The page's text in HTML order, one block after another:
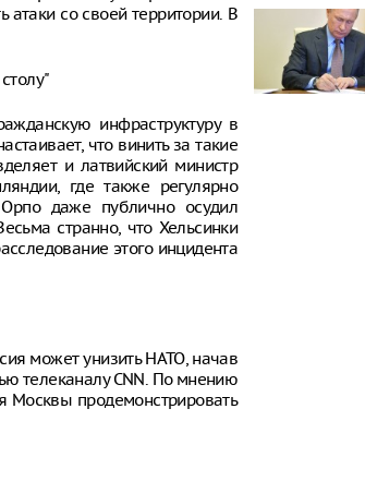
атаки со своей территории. В
инфраструктуру в
что винить за такие
и латвийский министр
где также регулярно
даже публично осудил
странно, что Хельсинки
этого инцидента
может унизить НАТО, начав
телеканалу СNN. По мнению
Москвы продемонстрировать